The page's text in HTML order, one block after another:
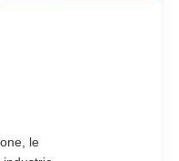
le